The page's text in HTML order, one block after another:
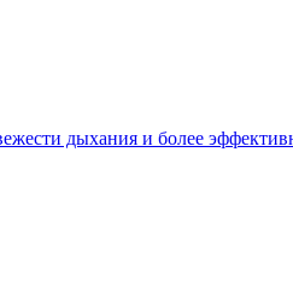
дыхания и более